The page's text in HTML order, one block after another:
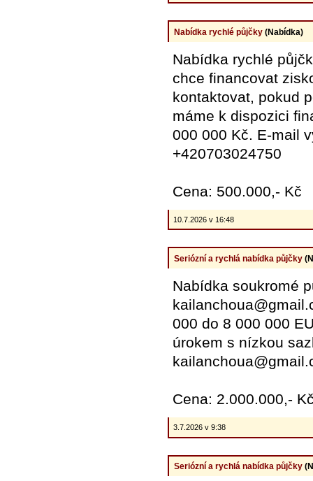
Nabídka rychlé půjčky(Nabídka)
Nabídka rychlé
chce financovat
kontaktovat, pokud
máme k dispozici
000 000 Kč. E-mail
+420703024750
Cena: 500.000,- Kč
10.7.2026 v 16:48
Seriózní a rychlá nabídka půjčky
Nabídka soukromé
000 do 8 000 000
úrokem s nízkou
Cena: 2.000.000,-
3.7.2026 v 9:38
Seriózní a rychlá nabídka půjčky